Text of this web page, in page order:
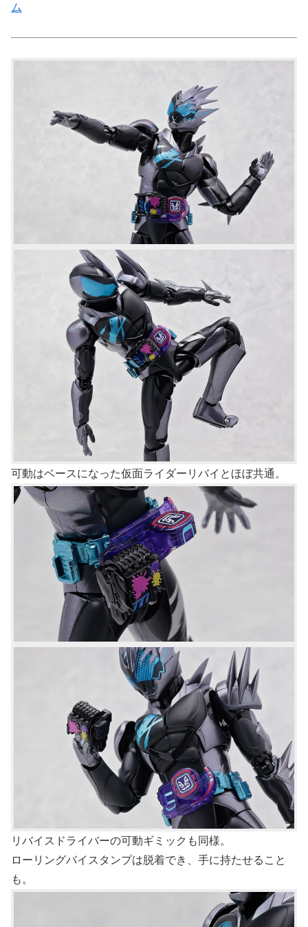
ム
可動はベースになった仮面ライダーリバイとほぼ共通。
リバイスドライバーの可動ギミックも同様。
ローリングバイスタンプは脱着でき、手に持たせること
も。